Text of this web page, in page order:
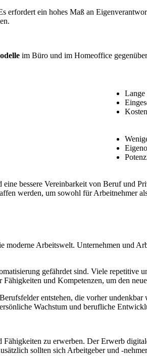
ein hohes Maß an
im Büro und im Homeoffice
Lange
bessere Vereinbarkeit von Beruf und
werden, um sowohl für Arbeitnehmer
moderne Arbeitswelt. Unternehmen und
gefährdet sind. Viele repetitive
und Kompetenzen, um den
entstehen, die vorher
Wachstum und berufliche
zu erwerben. Der Erwerb
sollten sich Arbeitgeber und -